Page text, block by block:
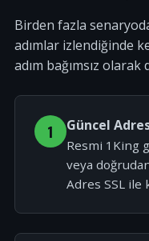
Birden fazla
adımlar izlendiğinde
adım bağımsız olarak
1 Güncel
Resmi 1King
veya
Adres SSL ile